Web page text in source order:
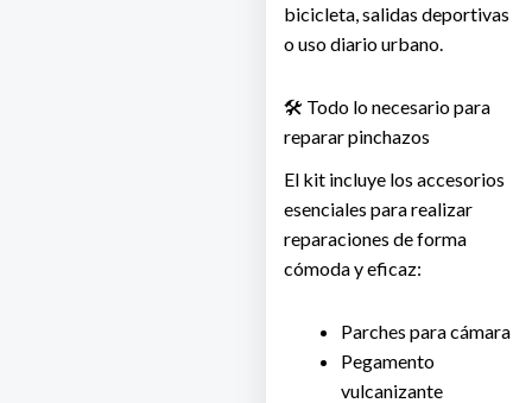
bicicleta, salidas deportivas
o uso diario urbano.
🛠️ Todo lo necesario para
reparar pinchazos
El kit incluye los accesorios
esenciales para realizar
reparaciones de forma
cómoda y eficaz:
Parches para cámara
Pegamento
vulcanizante